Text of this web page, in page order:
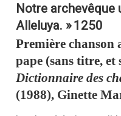
Notre archevêque
Alleluya. »1250
Première
pape (sans titre, et
Dictionnaire des
(1988), Ginette